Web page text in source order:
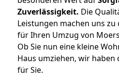
Zuverlässigkeit. Die
Leistungen machen uns
für Ihren Umzug von
Ob Sie nun eine kleine
Haus umziehen, wir haben
für Sie.